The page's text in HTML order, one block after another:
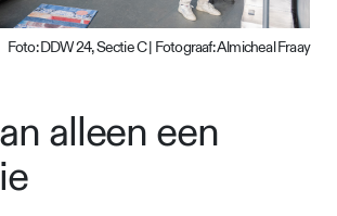
Foto: DDW 24, Sectie C | Fotograaf: Almicheal Fraay
alleen een